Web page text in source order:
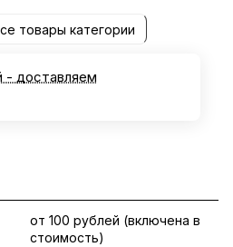
товары категории
- доставляем
от 100 рублей (включена в
стоимость)